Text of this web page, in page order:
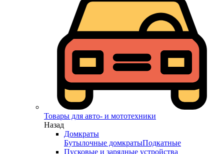
Товары для авто- и мототехники
Назад
Домкраты
Бутылочные домкратыПодкатные
Пусковые и зарядные устройства